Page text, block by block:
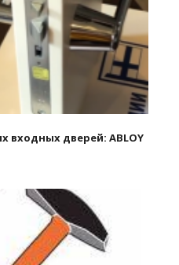
входных дверей: ABLOY